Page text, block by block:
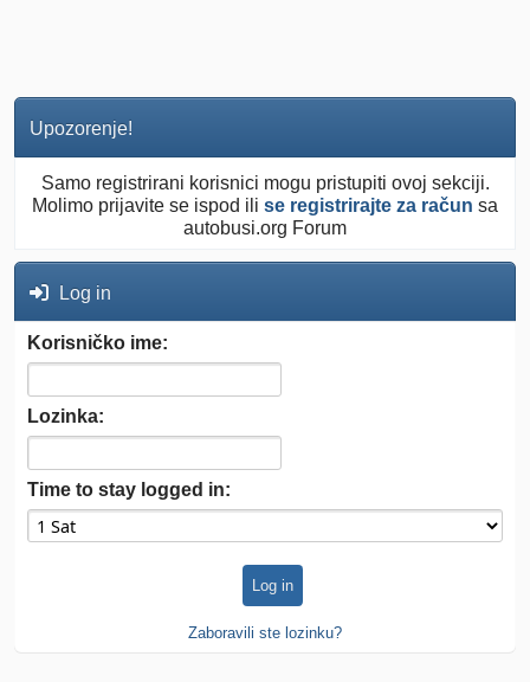
Upozorenje!
Samo registrirani korisnici mogu pristupiti ovoj sekciji.
Molimo prijavite se ispod ili se registrirajte za račun sa
autobusi.org Forum
Log in
Korisničko ime:
Lozinka:
Time to stay logged in:
Zaboravili ste lozinku?